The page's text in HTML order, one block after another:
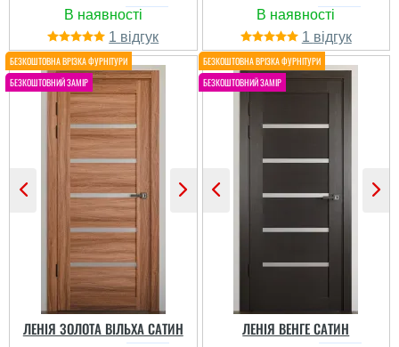
Вікторія
Чудовищ класичний
варіант. Все зроблено
якісно, фурнітура гарно
врізана і закріплена. Не
було жодних зовнішніх
дефектів, функціонал
теж гарний. Тому, моя
щира рекомендація....
Игорь
Нарушили строки
доставки. По качеству -
так себе, средне. Брал
похожую модель в
отличается....
1 1
ЛЕНІЯ ЗОЛОТА ВІЛЬХА САТИН ЛЕНІЯ ВЕНГЕ САТИН